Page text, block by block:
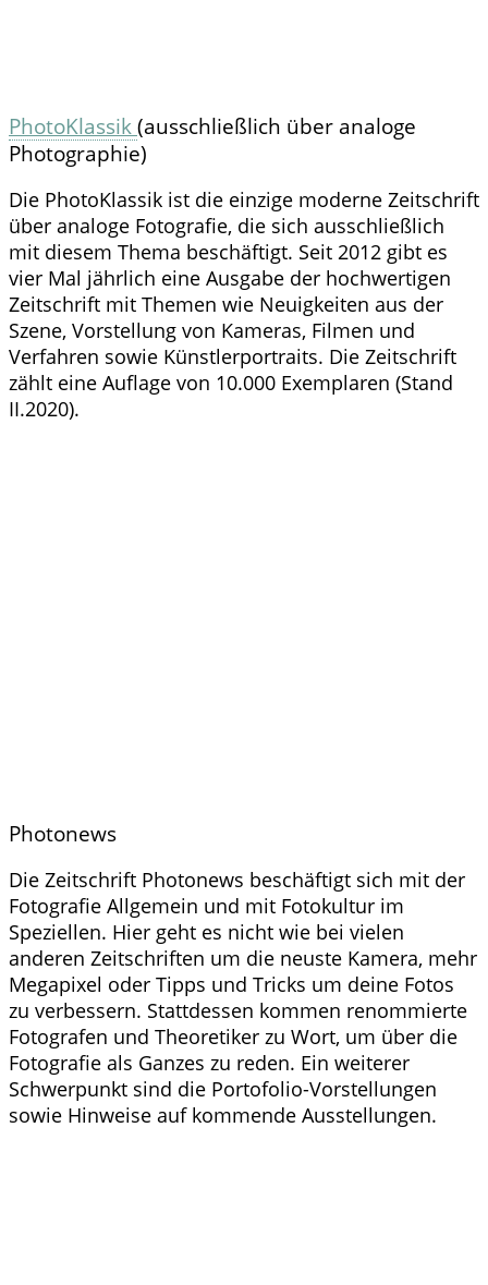
PhotoKlassik (ausschließlich über analoge
Photographie)
Die PhotoKlassik ist die einzige moderne Zeitschrift
über analoge Fotografie, die sich ausschließlich
mit diesem Thema beschäftigt. Seit 2012 gibt es
vier Mal jährlich eine Ausgabe der hochwertigen
Zeitschrift mit Themen wie Neuigkeiten aus der
Szene, Vorstellung von Kameras, Filmen und
Verfahren sowie Künstlerportraits. Die Zeitschrift
zählt eine Auflage von 10.000 Exemplaren (Stand
II.2020).
Photonews
Die Zeitschrift Photonews beschäftigt sich mit der
Fotografie Allgemein und mit Fotokultur im
Speziellen. Hier geht es nicht wie bei vielen
anderen Zeitschriften um die neuste Kamera, mehr
Megapixel oder Tipps und Tricks um deine Fotos
zu verbessern. Stattdessen kommen renommierte
Fotografen und Theoretiker zu Wort, um über die
Fotografie als Ganzes zu reden. Ein weiterer
Schwerpunkt sind die Portofolio-Vorstellungen
sowie Hinweise auf kommende Ausstellungen.